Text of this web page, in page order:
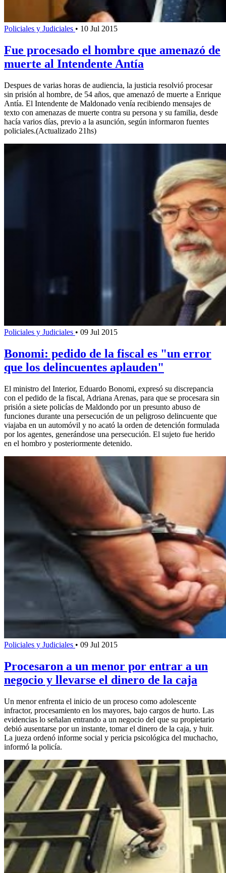
Policiales y Judiciales • 10 Jul 2015
Fue procesado el hombre que amenazó de
muerte al Intendente Antía
Despues de varias horas de audiencia, la justicia resolvió procesar
sin prisión al hombre, de 54 años, que amenazó de muerte a Enrique
Antía. El Intendente de Maldonado venía recibiendo mensajes de
texto con amenazas de muerte contra su persona y su familia, desde
hacía varios días, previo a la asunción, según informaron fuentes
policiales.(Actualizado 21hs)
Policiales y Judiciales • 09 Jul 2015
Bonomi: pedido de la fiscal es "un error
que los delincuentes aplauden"
El ministro del Interior, Eduardo Bonomi, expresó su discrepancia
con el pedido de la fiscal, Adriana Arenas, para que se procesara sin
prisión a siete policías de Maldondo por un presunto abuso de
funciones durante una persecución de un peligroso delincuente que
viajaba en un automóvil y no acató la orden de detención formulada
por los agentes, generándose una persecución. El sujeto fue herido
en el hombro y posteriormente detenido.
Policiales y Judiciales • 09 Jul 2015
Procesaron a un menor por entrar a un
negocio y llevarse el dinero de la caja
Un menor enfrenta el inicio de un proceso como adolescente
infractor, procesamiento en los mayores, bajo cargos de hurto. Las
evidencias lo señalan entrando a un negocio del que su propietario
debió ausentarse por un instante, tomar el dinero de la caja, y huir.
La jueza ordenó informe social y pericia psicológica del muchacho,
informó la policía.